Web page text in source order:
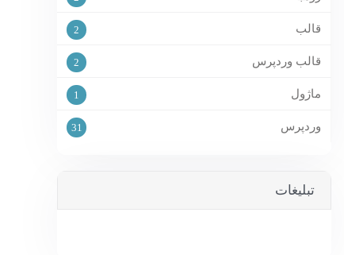
قالب 2
قالب وردپرس 2
ماژول 1
وردپرس 31
تبلیغات